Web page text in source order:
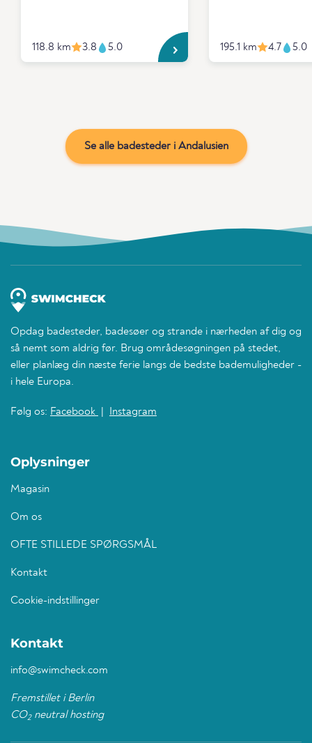
118.8 km 3.8 5.0 195.1 km 4.7 5.0
Se alle badesteder i Andalusien
Opdag badesteder, badesøer og strande i nærheden af dig og
så nemt som aldrig før. Brug områdesøgningen på stedet,
eller planlæg din næste ferie langs de bedste bademuligheder -
i hele Europa.
Følg os: Facebook Instagram
Oplysninger
Magasin
Om os
OFTE STILLEDE SPØRGSMÅL
Kontakt
Cookie-indstillinger
Kontakt
info@swimcheck.com
Fremstillet i Berlin
CO2neutral hosting